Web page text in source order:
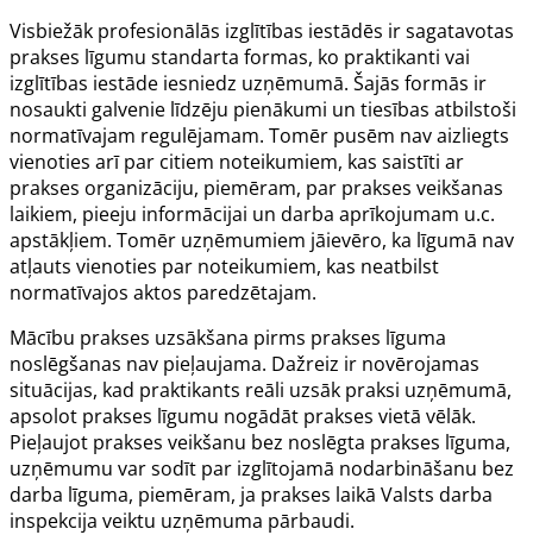
Visbiežāk profesionālās izglītības iestādēs ir sagatavotas
prakses līgumu standarta formas, ko praktikanti vai
izglītības iestāde iesniedz uzņēmumā. Šajās formās ir
nosaukti galvenie līdzēju pienākumi un tiesības atbilstoši
normatīvajam regulējamam. Tomēr pusēm nav aizliegts
vienoties arī par citiem noteikumiem, kas saistīti ar
prakses organizāciju, piemēram, par prakses veikšanas
laikiem, pieeju informācijai un darba aprīkojumam u.c.
apstākļiem. Tomēr uzņēmumiem jāievēro, ka līgumā nav
atļauts vienoties par noteikumiem, kas neatbilst
normatīvajos aktos paredzētajam.
Mācību prakses uzsākšana pirms prakses līguma
noslēgšanas nav pieļaujama. Dažreiz ir novērojamas
situācijas, kad praktikants reāli uzsāk praksi uzņēmumā,
apsolot prakses līgumu nogādāt prakses vietā vēlāk.
Pieļaujot prakses veikšanu bez noslēgta prakses līguma,
uzņēmumu var sodīt par izglītojamā nodarbināšanu bez
darba līguma, piemēram, ja prakses laikā Valsts darba
inspekcija veiktu uzņēmuma pārbaudi.